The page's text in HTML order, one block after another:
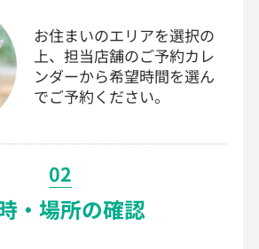
お住まいのエリアを選択の
上、担当店舗のご予約カレ
ンダーから希望時間を選ん
でご予約ください。
02
・場所の確認